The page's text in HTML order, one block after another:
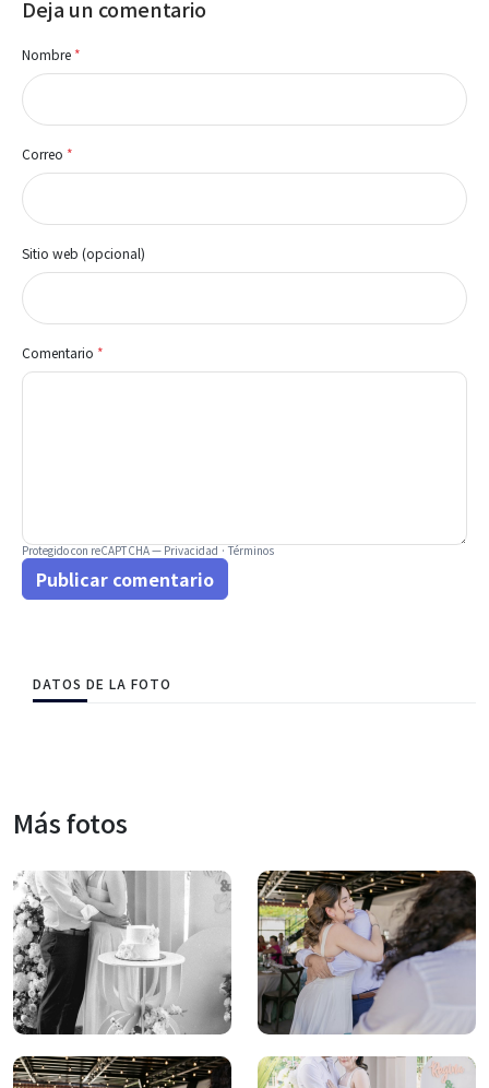
Deja un comentario
Nombre *
Correo *
Sitio web (opcional)
Comentario *
Protegido con reCAPTCHA —Privacidad·Términos
Publicar comentario
DATOS DE LA FOTO
Más fotos